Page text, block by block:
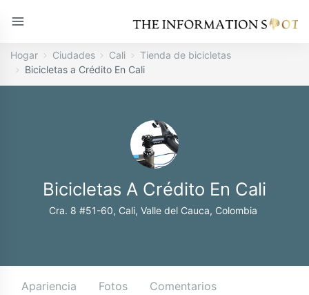
Hogar Ciudades Cali
Tienda de bicicletas
Bicicletas a Crédito En Cali
Bicicletas A Crédito En Cali
Cra. 8 #51-60, Cali, Valle del Cauca, Colombia
Apariencia Fotos Comentarios